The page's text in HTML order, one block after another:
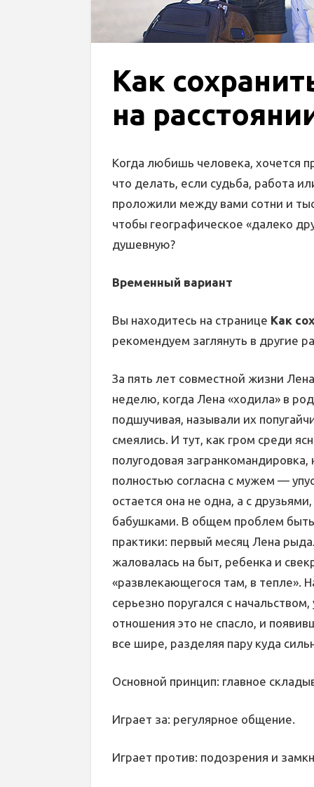
Как
на
Когда любишь человека, хочется
что делать, если судьба, работа
проложили между вами сотни и
чтобы географическое «далеко
душевную?
Временный вариант
Вы находитесь на странице Как
рекомендуем заглянуть в другие
За пять лет совместной жизни
неделю, когда Лена «ходила» в
подшучивая, называли их
смеялись. И тут, как гром среди
полугодовая
полностью согласна с мужем —
остается она не одна, а с
бабушками. В общем проблем быть
практики: первый месяц Лена
жаловалась на быт, ребенка и
«развлекающегося там, в тепле».
серьезно поругался с
отношения это не спасло, и
все шире, разделяя пару куда
Основной принцип: главное
Играет за: регулярное общение.
Играет против: подозрения и